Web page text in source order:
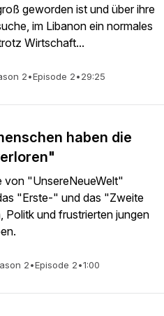
geworden ist und über ihre
im Libanon ein normales
Wirtschaft...
2•Episode 2•29:25
haben die
von "UnsereNeueWelt"
"Erste-" und das "Zweite
Politk und frustrierten jungen
2•Episode 2•1:00